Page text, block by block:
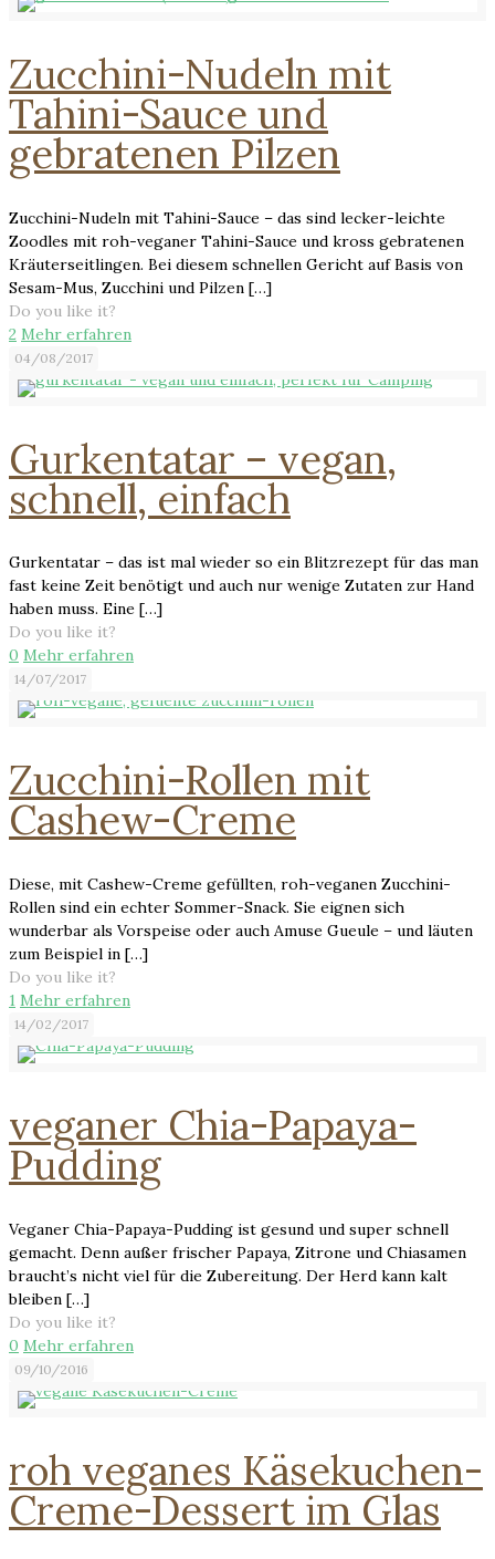
Zucchini-Nudeln mit
Tahini-Sauce und
gebratenen Pilzen
Zucchini-Nudeln mit Tahini-Sauce – das sind lecker-leichte
Zoodles mit roh-veganer Tahini-Sauce und kross gebratenen
Kräuterseitlingen. Bei diesem schnellen Gericht auf Basis von
Sesam-Mus, Zucchini und Pilzen […]
Do you like it?
2 Mehr erfahren
04/08/2017
Gurkentatar – vegan,
schnell, einfach
Gurkentatar – das ist mal wieder so ein Blitzrezept für das man
fast keine Zeit benötigt und auch nur wenige Zutaten zur Hand
haben muss. Eine […]
Do you like it?
0 Mehr erfahren
14/07/2017
Zucchini-Rollen mit
Cashew-Creme
Diese, mit Cashew-Creme gefüllten, roh-veganen Zucchini-
Rollen sind ein echter Sommer-Snack. Sie eignen sich
wunderbar als Vorspeise oder auch Amuse Gueule – und läuten
zum Beispiel in […]
Do you like it?
1 Mehr erfahren
14/02/2017
veganer Chia-Papaya-
Pudding
Veganer Chia-Papaya-Pudding ist gesund und super schnell
gemacht. Denn außer frischer Papaya, Zitrone und Chiasamen
braucht’s nicht viel für die Zubereitung. Der Herd kann kalt
bleiben […]
Do you like it?
0 Mehr erfahren
09/10/2016
roh veganes Käsekuchen-
Creme-Dessert im Glas